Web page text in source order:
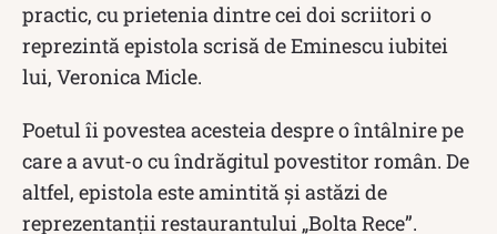
practic, cu prietenia dintre cei doi scriitori o
reprezintă epistola scrisă de Eminescu iubitei
lui, Veronica Micle.
Poetul îi povestea acesteia despre o întâlnire pe
care a avut-o cu îndrăgitul povestitor român. De
altfel, epistola este amintită şi astăzi de
reprezentanţii restaurantului „Bolta Rece”.